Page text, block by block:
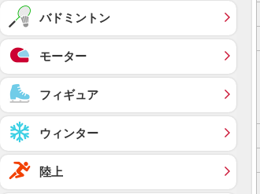
バドミントン
モーター
フィギュア
ウィンター
陸上